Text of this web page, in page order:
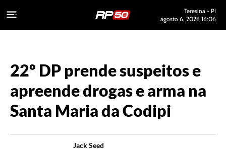
Teresina - PI
agosto 6, 2026 16:06
22º DP prende suspeitos e
apreende drogas e arma na
Santa Maria da Codipi
Jack Seed